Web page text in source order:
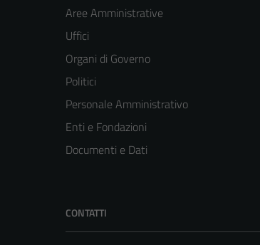
Aree Amministrative
Uffici
Organi di Governo
Politici
Personale Amministrativo
Enti e Fondazioni
Documenti e Dati
CONTATTI